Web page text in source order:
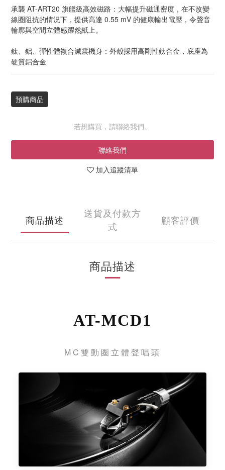
承襲 AT-ART20 旗艦級高效磁路：大幅提升磁通密度，在不改變
線圈阻抗的情況下，提供高達 0.55 mV 的健康輸出電壓，令聲音
輪廓與空間立體感躍然紙上。
鈦、鋁、彈性體複合減震機身：外殼採用高剛性鈦合金，底座為
硬質鋁合金
預購商品
若想購買，請聯絡我們。
聯絡我們
加入追蹤清單
商品描述
送貨及付款方
式
顧客評價
商品描述
AT-MCD1
MC雙動圈立體聲唱頭